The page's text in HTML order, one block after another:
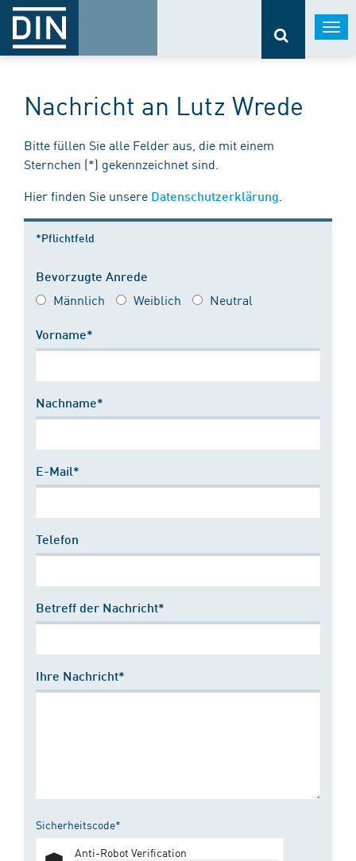
Nachricht an Lutz Wrede
Bitte füllen Sie alle Felder aus, die mit einem
Sternchen (*) gekennzeichnet sind.
Hier finden Sie unsere Datenschutzerklärung
*Pflichtfeld
Bevorzugte Anrede
Männlich Weiblich Neutral
Vorname*
Nachname*
E-Mail*
Telefon
Betreff der Nachricht*
Ihre Nachricht*
Sicherheitscode*
Anti-Robot Verification